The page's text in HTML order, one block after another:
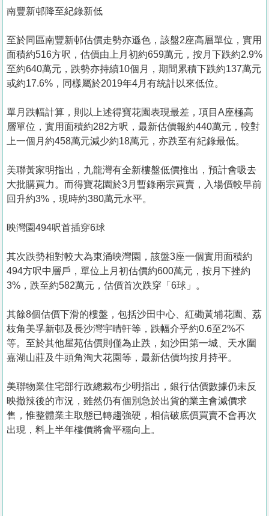
南豐新邨降至紀錄新低
至於同區南豐新邨估價走勢亦遜色，該盤2座高層單位，實用
面積約516方呎，估價由上月初約659萬元，按月下跌約2.9%
至約640萬元，跌勢亦持續10個月，期間累積下跌約137萬元
或約17.6%，同樣屬於2019年4月有統計以來低位。
單月跌幅計算，則以上述得寶花園表現最差，項目A座極高
層單位，實用面積約282方呎，最新估價報約440萬元，較對
上一個月約458萬元減少約18萬元，亦跌至有紀錄最低。
美聯黃家明指出，九龍灣有全新樓盤低價推出，預計會吸去
大批購買力。而得寶花園於3月暫錄兩宗買賣，入場價較早前
回升約3%，現時約380萬元水平。
映灣園494呎首插穿6球
其次跌勢相對較大為東涌映灣園，該盤3座一個實用面積約
494方呎中層戶，單位上月初估價約600萬元，按月下挫約
3%，跌至約582萬元，估價首次跌穿「6球」。
其餘8個估價下滑的樓盤，包括沙田中心、紅磡黃埔花園、荔
枝角美孚新邨及長沙灣宇晴軒等，跌幅介乎約0.6至2%不
等。至於其他屋苑估價則僅為止跌，如沙田第一城、天水圍
嘉湖山莊及牛頭角淘大花園等，最新估價均按月持平。
美聯物業住宅部行政總裁布少明指出，銀行估價數據仍未反
映撤辣後的市況，雖然仍有個別急於出貨的業主會減價求
售，惟整體業主取態已轉趨強硬，相信破底價買賣不會再次
出現，料上半年樓價將會平穩向上。